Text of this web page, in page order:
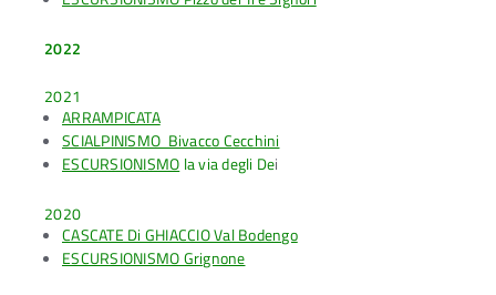
2022
2021
ARRAMPICATA
SCIALPINISMO Bivacco Cecchini
ESCURSIONISMO la via degli Dei
2020
CASCATE Di GHIACCIO Val Bodengo
ESCURSIONISMO Grignone